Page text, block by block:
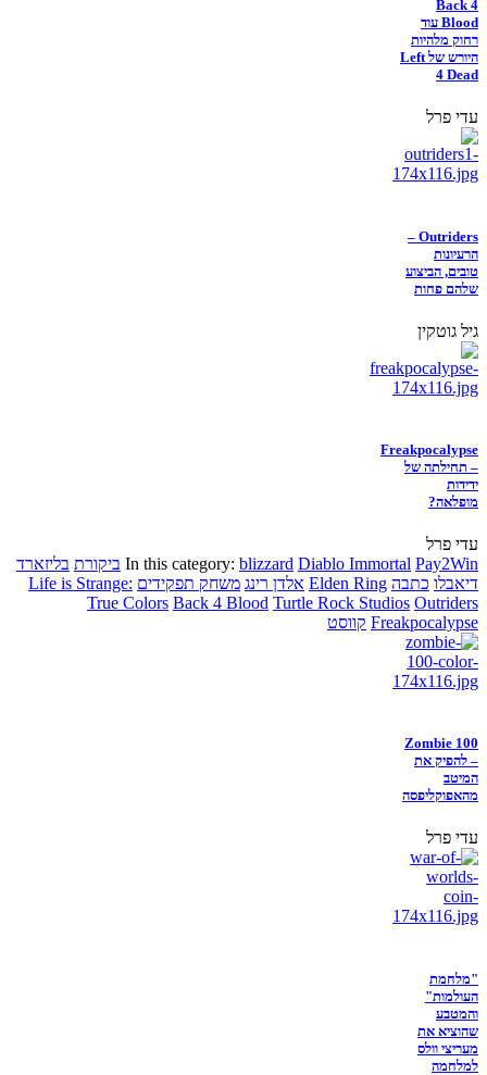
Back 4
Blood עוד
רחוק מלהיות
היורש של Left
4 Dead
עדי פרל
Outriders –
הרעיונות
טובים, הביצוע
שלהם פחות
גיל גוטקין
Freakpocalypse
– תחילתה של
ידידות
מופלאה?
עדי פרל
In this category: blizzard Diablo Immortal Pay2Win ביקורת בליזארד
דיאבלו כתבה Elden Ring אלדן רינג משחק תפקידים Life is Strange:
True Colors Back 4 Blood Turtle Rock Studios Outriders
Freakpocalypse קווסט
Zombie 100
– להפיק את
המיטב
מהאפוקליפסה
עדי פרל
"מלחמת
העולמות"
והמטבע
שהוציא את
מעריצי וולס
למלחמה